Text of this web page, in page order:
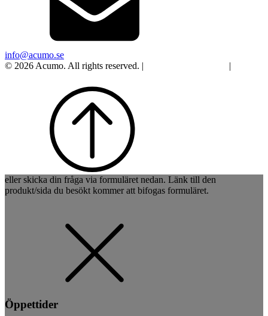
info@acumo.se
© 2026 Acumo. All rights reserved. |
|
eller skicka din fråga via formuläret nedan. Länk till den
produkt/sida du besökt kommer att bifogas formuläret.
Öppettider